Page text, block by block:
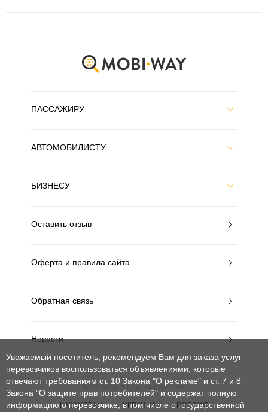
ПАССАЖИРУ
АВТОМОБИЛИСТУ
БИЗНЕСУ
Оставить отзыв
Оферта и правила сайта
Обратная связь
Новости
MobiWay в других странах
КАЗАХСТАН УКРАИНА РОССИЯ
Уважаемый посетитель, рекомендуем Вам для заказа услуг
перевозчиков воспользоваться объявлениями, которые
отвечают требованиям ст. 10 Закона "О рекламе" и ст. 7 и 8
Закона "О защите прав потребителей" и содержат полную
информацию о перевозчике, в том числе о государственной